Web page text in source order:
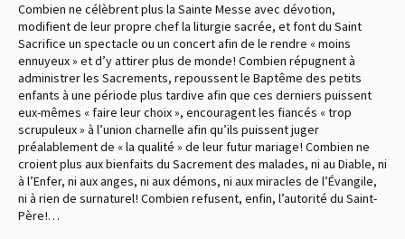
Combien ne célèbrent plus la Sainte Messe avec dévotion,
modifient de leur propre chef la liturgie sacrée, et font du Saint
Sacrifice un spectacle ou un concert afin de le rendre « moins
ennuyeux » et d’y attirer plus de monde ! Combien répugnent à
administrer les Sacrements, repoussent le Baptême des petits
enfants à une période plus tardive afin que ces derniers puissent
eux-mêmes « faire leur choix », encouragent les fiancés « trop
scrupuleux » à l’union charnelle afin qu’ils puissent juger
préalablement de « la qualité » de leur futur mariage ! Combien ne
croient plus aux bienfaits du Sacrement des malades, ni au Diable, ni
à l’Enfer, ni aux anges, ni aux démons, ni aux miracles de l’Évangile,
ni à rien de surnaturel ! Combien refusent, enfin, l’autorité du Saint-
Père !…